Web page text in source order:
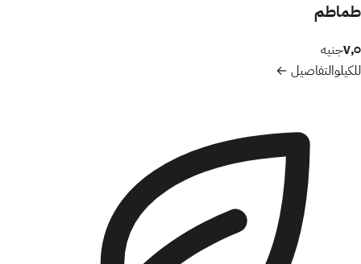
طماطم
٧٫٥جنيه
للكيلوالتفاصيل ←